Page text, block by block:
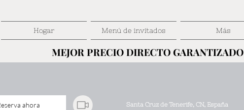
Hogar Menú de invitados Más
MEJOR PRECIO DIRECTO GARANTIZADO
MEJOR PRECIO DIRECTO GARANTIZADO
ahora Santa Cruz de Tenerife, CN, España